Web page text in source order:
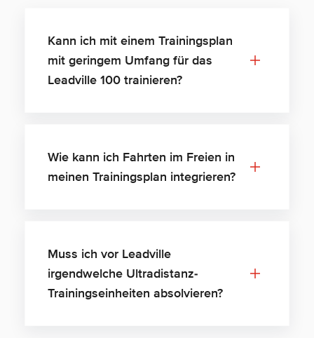
Kann ich mit einem Trainingsplan
mit geringem Umfang für das
Leadville 100 trainieren?
Wie kann ich Fahrten im Freien in
meinen Trainingsplan integrieren?
Muss ich vor Leadville
irgendwelche Ultradistanz-
Trainingseinheiten absolvieren?